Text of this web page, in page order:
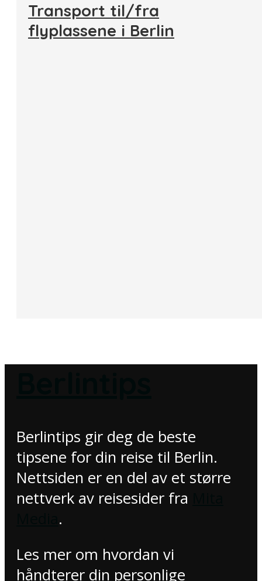
Transport til/fra
flyplassene i Berlin
Berlintips gir deg de beste
tipsene for din reise til Berlin.
Nettsiden er en del av et større
nettverk av reisesider fra
.
Les mer om hvordan vi
håndterer din personlige